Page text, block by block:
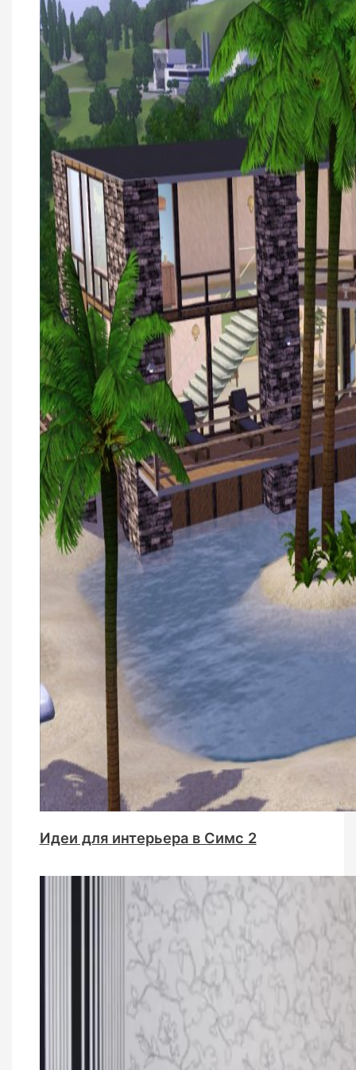
Идеи для интерьера в Симс 2